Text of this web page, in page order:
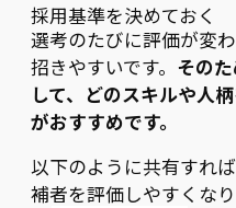
採用基準を決めておく
選考のたびに評価が変
招きやすいです。 その
して、どのスキルや人
がおすすめです。
以下のように共有すれ
補者を評価しやすくなり